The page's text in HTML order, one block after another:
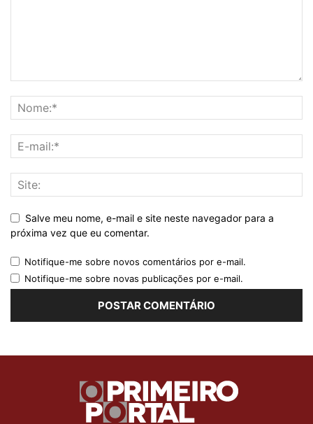
Salve meu nome, e-mail e site neste navegador para a
próxima vez que eu comentar.
Notifique-me sobre novos comentários por e-mail.
Notifique-me sobre novas publicações por e-mail.